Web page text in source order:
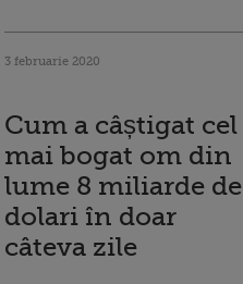
3 februarie 2020
Cum a câștigat cel
mai bogat om din
lume 8 miliarde de
dolari în doar
câteva zile